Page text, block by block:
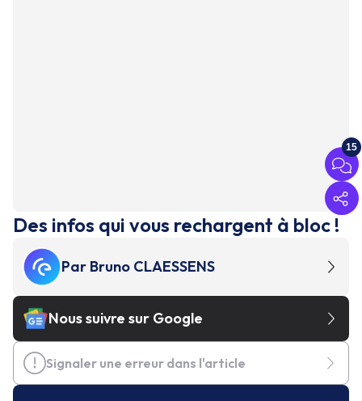
15
Des infos qui vous rechargent à bloc !
Par Bruno CLAESSENS
Nous suivre sur Google
Signaler une erreur dans l'article